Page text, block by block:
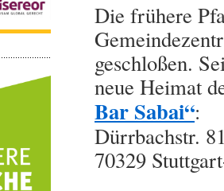
Die frühere
geschloßen.
neue Heimat
Bar Sabai“:
Dürrbachstr.
70329